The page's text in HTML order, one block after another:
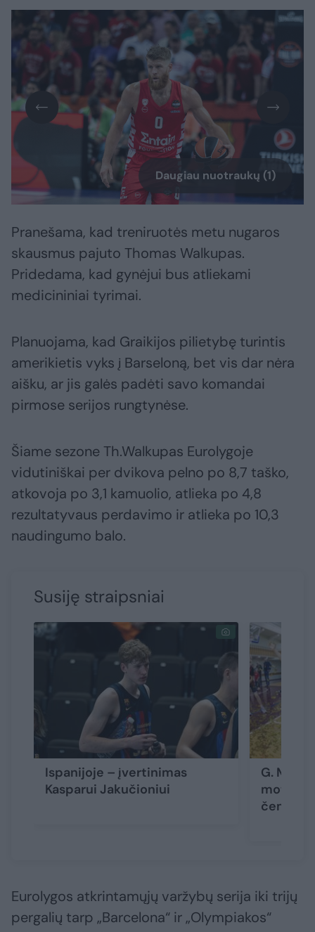
Daugiau nuotraukų (1)
Pranešama, kad treniruotės metu nugaros
skausmus pajuto Thomas Walkupas.
Pridedama, kad gynėjui bus atliekami
medicininiai tyrimai.
Planuojama, kad Graikijos pilietybę turintis
amerikietis vyks į Barseloną, bet vis dar nėra
aišku, ar jis galės padėti savo komandai
pirmose serijos rungtynėse.
Šiame sezone Th.Walkupas Eurolygoje
vidutiniškai per dvikova pelno po 8,7 taško,
atkovoja po 3,1 kamuolio, atlieka po 4,8
rezultatyvaus perdavimo ir atlieka po 10,3
naudingumo balo.
Susiję straipsniai
Ispanijoje – įvertinimas
Kasparui Jakučioniui
G.
moterų
Eurolygos atkrintamųjų varžybų serija iki trijų
pergalių tarp „Barcelona“ ir „Olympiakos“